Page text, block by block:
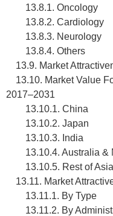
13.8.1. Oncology
13.8.2. Cardiology
13.8.3. Neurology
13.8.4. Others
13.9. Market
13.10. Market Value
2017–2031
13.10.1. China
13.10.2. Japan
13.10.3. India
13.10.4. Australia &
13.10.5. Rest of Asia
13.11. Market
13.11.1. By Type
13.11.2. By